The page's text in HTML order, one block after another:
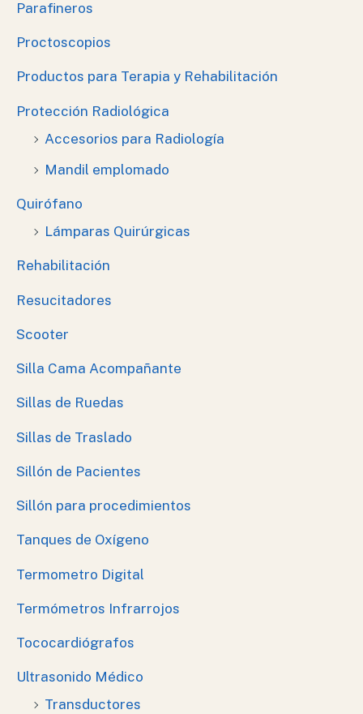
Parafineros
Proctoscopios
Productos para Terapia y Rehabilitación
Protección Radiológica
Accesorios para Radiología
Mandil emplomado
Quirófano
Lámparas Quirúrgicas
Rehabilitación
Resucitadores
Scooter
Silla Cama Acompañante
Sillas de Ruedas
Sillas de Traslado
Sillón de Pacientes
Sillón para procedimientos
Tanques de Oxígeno
Termometro Digital
Termómetros Infrarrojos
Tococardiógrafos
Ultrasonido Médico
Transductores